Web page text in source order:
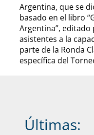
Argentina, que se
basado en el libro
Argentina”, editado
asistentes a la
parte de la Ronda
específica del
Últimas: